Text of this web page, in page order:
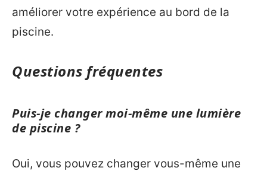
améliorer votre expérience au bord de la
piscine.
Questions fréquentes
Puis-je changer moi-même une lumière
de piscine ?
Oui, vous pouvez changer vous-même une